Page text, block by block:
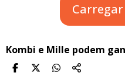
Carregar
Kombi e Mille podem